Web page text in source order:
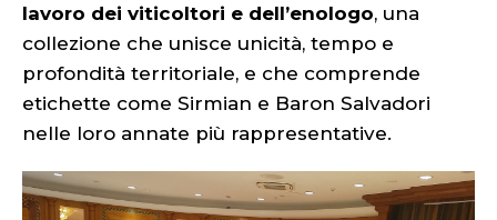
lavoro dei viticoltori e dell’enologo, una
collezione che unisce unicità, tempo e
profondità territoriale, e che comprende
etichette come Sirmian e Baron Salvadori
nelle loro annate più rappresentative.